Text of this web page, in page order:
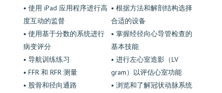
• 使用 iPad 应用程序进行高
度互动的监督
• 使用基于分数的系统进行
病变评分
• 导航训练练习
• FFR 和 RFR 测量
• 股骨和径向通路
• 根据方法和解剖结构选择
合适的设备
• 掌握经径向心导管检查的
基本技能
• 进行左心室造影（LV
gram）以评估心室功能
• 浏览和了解冠状动脉系统